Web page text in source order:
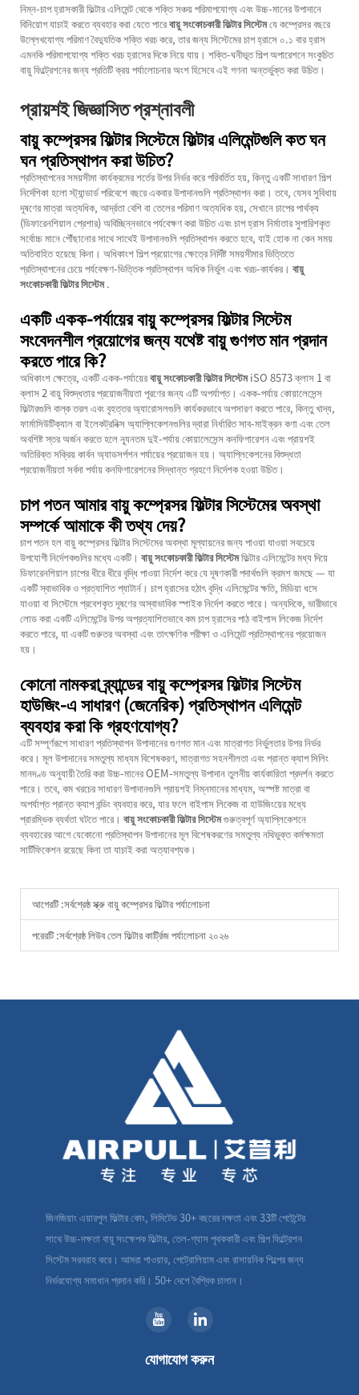
নিম্ন-চাপ হ্রাসকারী ফিল্টার এলিমেন্ট থেকে শক্তি সঞ্চয় পরিমাপযোগ্য এবং উচ্চ-মানের উপাদানে
বিনিয়োগ যাচাই করতে ব্যবহার করা যেতে পারেবায়ু সংকোচকারী ফিল্টার সিস্টেমযে কম্প্রেসর বছরে
উল্লেখযোগ্য পরিমাণ বৈদ্যুতিক শক্তি খরচ করে, তার জন্য সিস্টেমের চাপ হ্রাসে ০.১ বার হ্রাস
এমনকি পরিমাপযোগ্য শক্তি খরচ হ্রাসের দিকে নিয়ে যায়। শক্তি-ঘনীভূত শিল্প অপারেশনে সংকুচিত
বায়ু ফিল্ট্রেশনের জন্য প্রতিটি ক্রয় পর্যালোচনার অংশ হিসেবে এই গণনা অন্তর্ভুক্ত করা উচিত।
প্রায়শই জিজ্ঞাসিত প্রশ্নাবলী
বায়ু কম্প্রেসর ফিল্টার সিস্টেমে ফিল্টার এলিমেন্টগুলি কত ঘন
ঘন প্রতিস্থাপন করা উচিত?
প্রতিস্থাপনের সময়সীমা কার্যক্রমের শর্তের উপর নির্ভর করে পরিবর্তিত হয়, কিন্তু একটি সাধারণ শিল্প
নির্দেশিকা হলো স্ট্যান্ডার্ড পরিবেশে বছরে একবার উপাদানগুলি প্রতিস্থাপন করা। তবে, যেসব সুবিধায়
দূষণের মাত্রা অত্যধিক, আর্দ্রতা বেশি বা তেলের পরিমাণ অত্যধিক হয়, সেখানে চাপের পার্থক্য
(ডিফারেনশিয়াল প্রেশার) অবিচ্ছিন্নভাবে পর্যবেক্ষণ করা উচিত এবং চাপ হ্রাস নির্মাতার সুপারিশকৃত
সর্বোচ্চ মানে পৌঁছানোর সাথে সাথেই উপাদানগুলি প্রতিস্থাপন করতে হবে, যাই হোক না কেন সময়
অতিবাহিত হয়েছে কিনা। অধিকাংশ শিল্প প্রয়োগের ক্ষেত্রে নির্দিষ্ট সময়সীমার ভিত্তিতে
প্রতিস্থাপনের চেয়ে পর্যবেক্ষণ-ভিত্তিক প্রতিস্থাপন অধিক নির্ভুল এবং খরচ-কার্যকর। বায়ু
সংকোচকারী ফিল্টার সিস্টেম.
একটি একক-পর্যায়ের বায়ু কম্প্রেসর ফিল্টার সিস্টেম
সংবেদনশীল প্রয়োগের জন্য যথেষ্ট বায়ু গুণগত মান প্রদান
করতে পারে কি?
অধিকাংশ ক্ষেত্রে, একটি একক-পর্যায়েরবায়ু সংকোচকারী ফিল্টার সিস্টেমiSO 8573 ক্লাস 1 বা
ক্লাস 2 বায়ু বিশুদ্ধতার প্রয়োজনীয়তা পূরণের জন্য এটি অপর্যাপ্ত। একক-পর্যায় কোয়ালেসেন্স
ফিল্টারগুলি বাল্ক তরল এবং বৃহত্তর অ্যারোসলগুলি কার্যকরভাবে অপসারণ করতে পারে, কিন্তু খাদ্য,
ফার্মাসিউটিক্যাল বা ইলেকট্রনিক্স অ্যাপ্লিকেশনগুলির দ্বারা নির্ধারিত সাব-মাইক্রন কণা এবং তেল
অবশিষ্ট স্তর অর্জন করতে হলে ন্যূনতম দুই-পর্যায় কোয়ালেসেন্স কনফিগারেশন এবং প্রায়শই
অতিরিক্ত সক্রিয় কার্বন অ্যাডসর্পশন পর্যায়ের প্রয়োজন হয়। অ্যাপ্লিকেশনের বিশুদ্ধতা
প্রয়োজনীয়তা সর্বদা পর্যায় কনফিগারেশনের সিদ্ধান্ত গ্রহণে নির্দেশক হওয়া উচিত।
চাপ পতন আমার বায়ু কম্প্রেসর ফিল্টার সিস্টেমের অবস্থা
সম্পর্কে আমাকে কী তথ্য দেয়?
চাপ পতন হল বায়ু কম্প্রেসর ফিল্টার সিস্টেমের অবস্থা মূল্যায়নের জন্য পাওয়া যাওয়া সবচেয়ে
উপযোগী নির্দেশকগুলির মধ্যে একটি। বায়ু সংকোচকারী ফিল্টার সিস্টেমফিল্টার এলিমেন্টের মধ্য দিয়ে
ডিফারেনশিয়াল চাপের ধীরে ধীরে বৃদ্ধি পাওয়া নির্দেশ করে যে দূষণকারী পদার্থগুলি ক্রমশ জমছে — যা
একটি স্বাভাবিক ও প্রত্যাশিত প্যাটার্ন। চাপ হ্রাসের হঠাৎ বৃদ্ধি এলিমেন্টের ক্ষতি, মিডিয়া ধসে
যাওয়া বা সিস্টেমে প্রবেশকৃত দূষণের অস্বাভাবিক স্পাইক নির্দেশ করতে পারে। অন্যদিকে, ভারীভাবে
লোড করা একটি এলিমেন্টের উপর অপ্রত্যাশিতভাবে কম চাপ হ্রাসের পাঠ বাইপাস লিকেজ নির্দেশ
করতে পারে, যা একটি গুরুতর অবস্থা এবং তাৎক্ষণিক পরীক্ষা ও এলিমেন্ট প্রতিস্থাপনের প্রয়োজন
হয়।
কোনো নামকরা ব্র্যান্ডের বায়ু কম্প্রেসর ফিল্টার সিস্টেম
হাউজিং-এ সাধারণ (জেনেরিক) প্রতিস্থাপন এলিমেন্ট
ব্যবহার করা কি গ্রহণযোগ্য?
এটি সম্পূর্ণরূপে সাধারণ প্রতিস্থাপন উপাদানের গুণগত মান এবং মাত্রাগত নির্ভুলতার উপর নির্ভর
করে। মূল উপাদানের সমতুল্য মাধ্যম বিশেষকরণ, মাত্রাগত সহনশীলতা এবং প্রান্ত ক্যাপ সিলিং
মানদণ্ড অনুযায়ী তৈরি করা উচ্চ-মানের OEM-সমতুল্য উপাদান তুলনীয় কার্যকারিতা প্রদর্শন করতে
পারে। তবে, কম খরচের সাধারণ উপাদানগুলি প্রায়শই নিম্নমানের মাধ্যম, অস্পষ্ট মাত্রা বা
অপর্যাপ্ত প্রান্ত ক্যাপ বন্ডিং ব্যবহার করে, যার ফলে বাইপাস লিকেজ বা হাউজিংয়ের মধ্যে
প্রারম্ভিক ব্যর্থতা ঘটতে পারে। বায়ু সংকোচকারী ফিল্টার সিস্টেমগুরুত্বপূর্ণ অ্যাপ্লিকেশনে
ব্যবহারের আগে যেকোনো প্রতিস্থাপন উপাদানের মূল বিশেষকরণের সমতুল্য নথিভুক্ত কর্মক্ষমতা
সার্টিফিকেশন রয়েছে কিনা তা যাচাই করা অত্যাবশ্যক।
আগেরটি :সর্বশ্রেষ্ঠ স্ক্রু বায়ু কম্প্রেসর ফিল্টার পর্যালোচনা
পরেরটি :সর্বশ্রেষ্ঠ লিউব তেল ফিল্টার কার্ট্রিজ পর্যালোচনা ২০২৬
জিনজিয়াং এয়ারপুল ফিল্টার কোং, লিমিটেড 30+ বছরের দক্ষতা এবং 33টি পেটেন্টের
সাথে উচ্চ-দক্ষতা বায়ু সংক্ষেপক ফিল্টার, তেল-গ্যাস পৃথককারী এবং শিল্প ফিল্ট্রেশন
সিস্টেম সরবরাহ করে। আমরা পাওয়ার, পেট্রোলিয়াম এবং রাসায়নিক শিল্পের জন্য
নির্ভরযোগ্য সমাধান প্রদান করি। 50+ দেশে বৈশ্বিক চালান।
যোগাযোগ করুন